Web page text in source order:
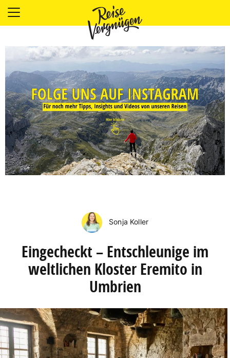
LÄNDER
UNTERKÜNFTE
FOOD
PLANUNG
OUTDOOR
Sonja Koller
Eingecheckt – Entschleunige im
weltlichen Kloster Eremito in
Umbrien